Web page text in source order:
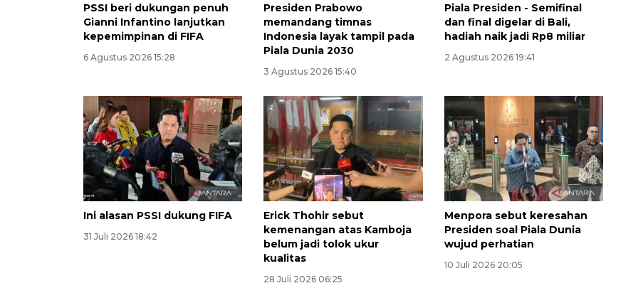
PSSI beri dukungan penuh
Gianni Infantino lanjutkan
kepemimpinan di FIFA
6 Agustus 2026 15:28
Presiden Prabowo
memandang timnas
Indonesia layak tampil pada
Piala Dunia 2030
3 Agustus 2026 15:40
Piala Presiden - Semifinal
dan final digelar di Bali,
hadiah naik jadi Rp8 miliar
2 Agustus 2026 19:41
Ini alasan PSSI dukung FIFA
31 Juli 2026 18:42
Erick Thohir sebut
kemenangan atas Kamboja
belum jadi tolok ukur
kualitas
28 Juli 2026 06:25
Menpora sebut keresahan
Presiden soal Piala Dunia
wujud perhatian
10 Juli 2026 20:05